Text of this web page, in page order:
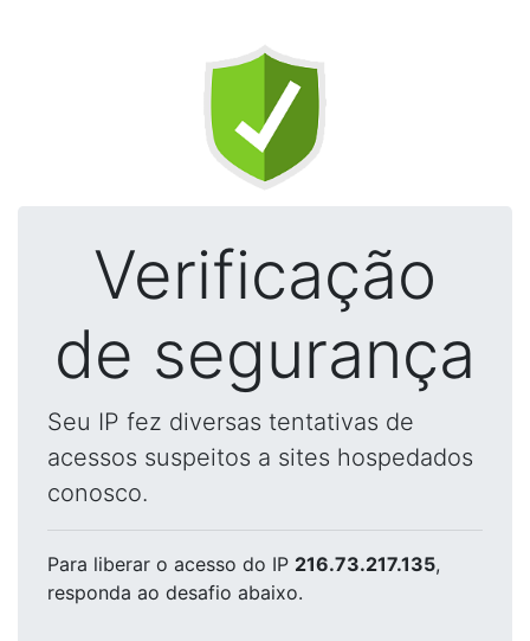
Verificação
de segurança
Seu IP fez diversas tentativas de
acessos suspeitos a sites hospedados
conosco.
Para liberar o acesso do IP 216.73.217.135,
responda ao desafio abaixo.